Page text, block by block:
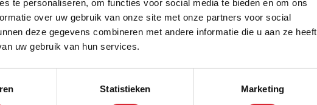
te personaliseren, om functies voor social media te bieden en om ons
over uw gebruik van onze site met onze partners voor social
deze gegevens combineren met andere informatie die u aan ze heeft
uw gebruik van hun services.
Statistieken Marketing
ontvang direct een kortingscode